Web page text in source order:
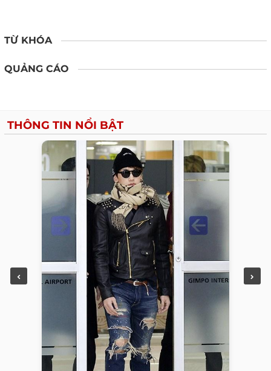
TỪ KHÓA
QUẢNG CÁO
THÔNG TIN NỔI BẬT